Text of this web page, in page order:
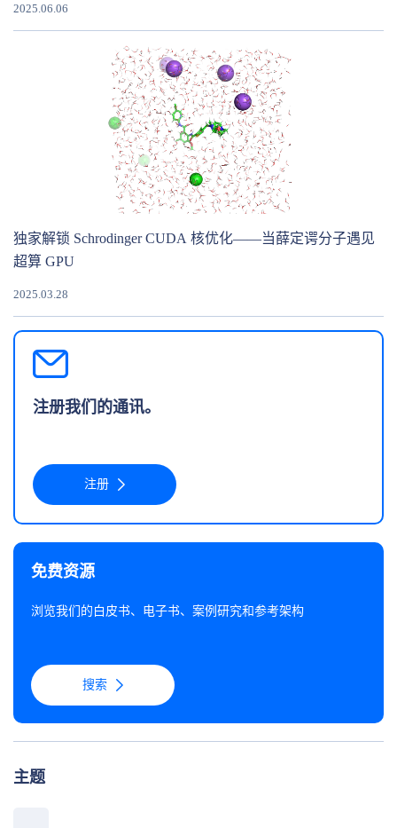
2025.06.06
独家解锁 Schrodinger CUDA 核优化——当薛定谔分子遇见
超算 GPU
2025.03.28
注册我们的通讯。
注册
免费资源
浏览我们的白皮书、电子书、案例研究和参考架构
搜索
主题